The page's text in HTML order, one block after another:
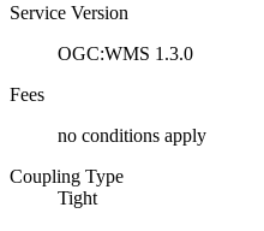
Service Version
OGC:WMS 1.3.0
Fees
no conditions apply
Coupling Type
Tight